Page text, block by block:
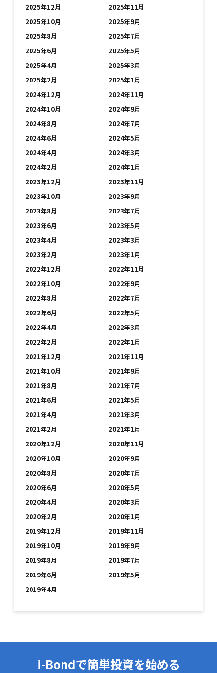
2025年12月
2025年11月
2025年10月
2025年9月
2025年8月
2025年7月
2025年6月
2025年5月
2025年4月
2025年3月
2025年2月
2025年1月
2024年12月
2024年11月
2024年10月
2024年9月
2024年8月
2024年7月
2024年6月
2024年5月
2024年4月
2024年3月
2024年2月
2024年1月
2023年12月
2023年11月
2023年10月
2023年9月
2023年8月
2023年7月
2023年6月
2023年5月
2023年4月
2023年3月
2023年2月
2023年1月
2022年12月
2022年11月
2022年10月
2022年9月
2022年8月
2022年7月
2022年6月
2022年5月
2022年4月
2022年3月
2022年2月
2022年1月
2021年12月
2021年11月
2021年10月
2021年9月
2021年8月
2021年7月
2021年6月
2021年5月
2021年4月
2021年3月
2021年2月
2021年1月
2020年12月
2020年11月
2020年10月
2020年9月
2020年8月
2020年7月
2020年6月
2020年5月
2020年4月
2020年3月
2020年2月
2020年1月
2019年12月
2019年11月
2019年10月
2019年9月
2019年8月
2019年7月
2019年6月
2019年5月
2019年4月
i-Bondで簡単投資を始める